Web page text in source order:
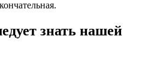
знать нашей